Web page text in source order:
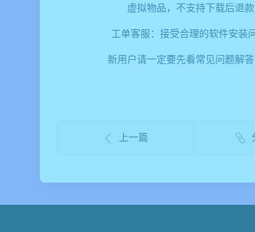
虚拟物品，不支持下载后退
工单客服：接受合理的软件安装
新用户请一定要先看常见问题解
上一篇